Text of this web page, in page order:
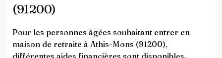
(91200)
Pour les personnes âgées souhaitant entrer en
maison de retraite à Athis-Mons (91200),
différentes aides financières sont disponibles.